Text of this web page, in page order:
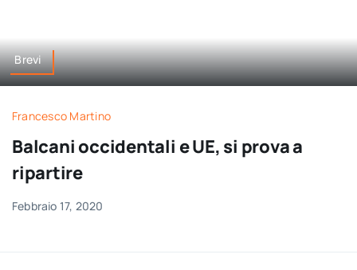
Brevi
Francesco Martino
Balcani occidentali e UE, si prova a
ripartire
Febbraio 17, 2020